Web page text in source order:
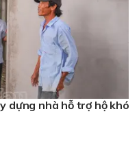
dựng nhà hỗ trợ hộ khó